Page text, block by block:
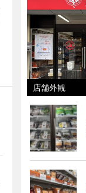
店舗外観